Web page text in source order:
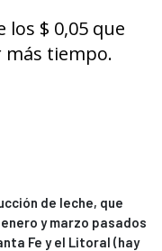
$ 0,05 que
más tiempo.
de leche, que
y marzo pasados
Fe y el Litoral (hay